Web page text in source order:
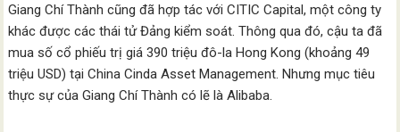
Giang Chí Thành cũng đã hợp tác với CITIC Capital, một công ty
khác được các thái tử Đảng kiểm soát. Thông qua đó, cậu ta đã
mua số cổ phiếu trị giá 390 triệu đô-la Hong Kong (khoảng 49
triệu USD) tại China Cinda Asset Management. Nhưng mục tiêu
thực sự của Giang Chí Thành có lẽ là Alibaba.